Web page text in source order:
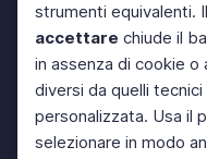
strumenti equivalenti.
accettare chiude il
in assenza di cookie
diversi da quelli
personalizzata. Usa il
selezionare in modo